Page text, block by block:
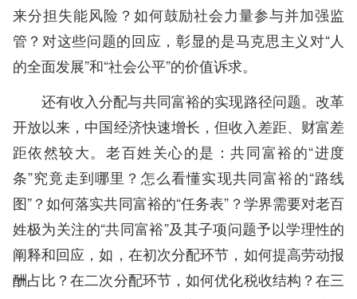
来分担失能风险？如何鼓励社会力量参与并加强监
管？对这些问题的回应，彰显的是马克思主义对“人
的全面发展”和“社会公平”的价值诉求。
还有收入分配与共同富裕的实现路径问题。改革
开放以来，中国经济快速增长，但收入差距、财富差
距依然较大。老百姓关心的是：共同富裕的“进度
条”究竟走到哪里？怎么看懂实现共同富裕的“路线
图”？如何落实共同富裕的“任务表”？学界需要对老百
姓极为关注的“共同富裕”及其子项问题予以学理性的
阐释和回应，如，在初次分配环节，如何提高劳动报
酬占比？在二次分配环节，如何优化税收结构？在三